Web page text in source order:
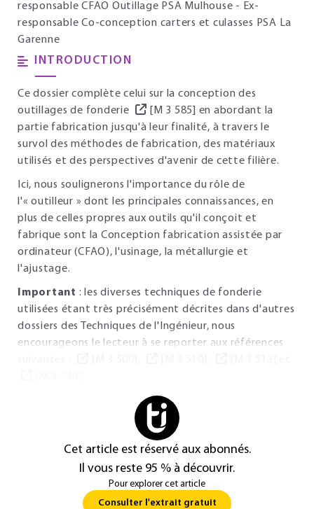
responsable CFAO Outillage PSA Mulhouse - Ex-
responsable Co-conception carters et culasses PSA La
Garenne
INTRODUCTION
Ce dossier complète celui sur la conception des
outillages de fonderie
[M 3 585] en abordant la
partie fabrication jusqu'à leur finalité, à travers le
survol des méthodes de fabrication, des matériaux
utilisés et des perspectives d'avenir de cette filière.
Ici, nous soulignerons l'importance du rôle de
l'« outilleur » dont les principales connaissances, en
plus de celles propres aux outils qu'il conçoit et
fabrique sont la Conception fabrication assistée par
ordinateur (CFAO), l'usinage, la métallurgie et
l'ajustage.
Important : les diverses techniques de fonderie
utilisées étant très précisément décrites dans d'autres
dossiers des Techniques de l'Ingénieur, nous
encourageons le lecteur à se reporter aux références
Cet article est réservé aux abonnés.
Il vous reste 95 % à découvrir.
Pour explorer cet article
Consulter l'extrait gratuit